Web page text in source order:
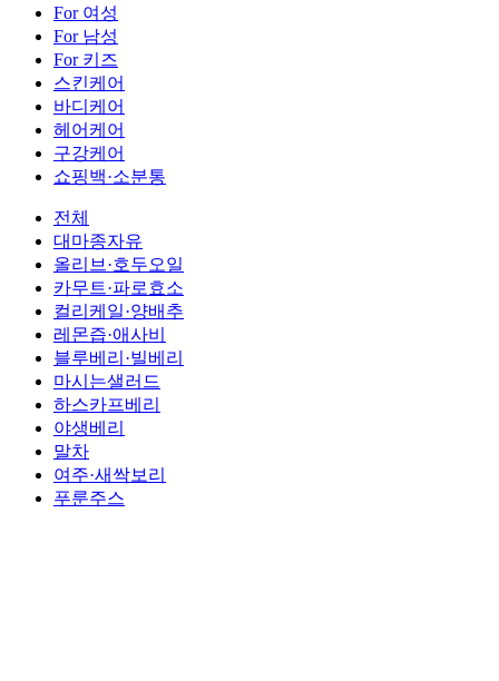
For 여성
For 남성
For 키즈
스킨케어
바디케어
헤어케어
구강케어
쇼핑백·소분통
전체
대마종자유
올리브·호두오일
카무트·파로효소
컬리케일·양배추
레몬즙·애사비
블루베리·빌베리
마시는샐러드
하스카프베리
야생베리
말차
여주·새싹보리
푸룬주스